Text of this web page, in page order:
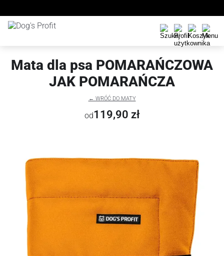
Mata dla psa POMARAŃCZOWA
JAK POMARAŃCZA
← WRÓĆ DO MATY
od119,90 zł